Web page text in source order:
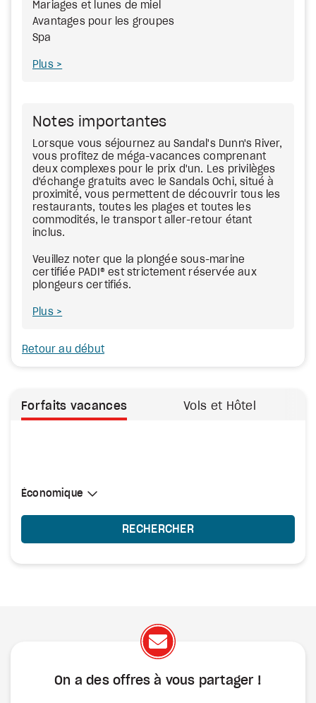
Mariages et lunes de miel
Avantages pour les groupes
Spa
Plus
Notes importantes
Lorsque vous séjournez au Sandal's Dunn's River,
vous profitez de méga-vacances comprenant
deux complexes pour le prix d'un. Les privilèges
d'échange gratuits avec le Sandals Ochi, situé à
proximité, vous permettent de découvrir tous les
restaurants, toutes les plages et toutes les
commodités, le transport aller-retour étant
inclus.
Veuillez noter que la plongée sous-marine
certifiée PADI® est strictement réservée aux
plongeurs certifiés.
Plus
Retour au début
Forfaits vacances Vols et Hôtel
Sélectionner une cabine
Économique
Économique
RECHERCHER
On a des offres à vous partager !